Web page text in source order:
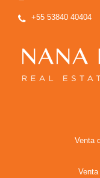
+55 53840 40404
Venta